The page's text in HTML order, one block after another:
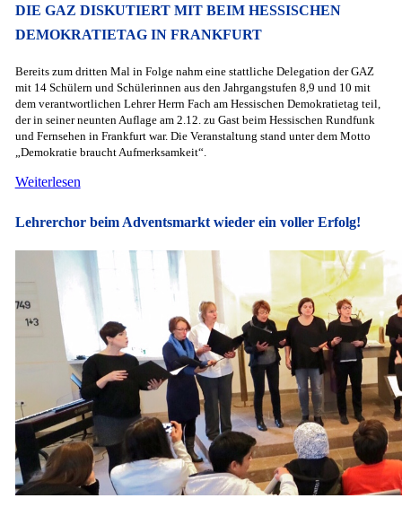
DIE GAZ DISKUTIERT MIT BEIM HESSISCHEN
DEMOKRATIETAG IN FRANKFURT
Bereits zum dritten Mal in Folge nahm eine stattliche Delegation der GAZ
mit 14 Schülern und Schülerinnen aus den Jahrgangstufen 8,9 und 10 mit
dem verantwortlichen Lehrer Herrn Fach am Hessischen Demokratietag teil,
der in seiner neunten Auflage am 2.12. zu Gast beim Hessischen Rundfunk
und Fernsehen in Frankfurt war. Die Veranstaltung stand unter dem Motto
„Demokratie braucht Aufmerksamkeit“.
Weiterlesen
Lehrerchor beim Adventsmarkt wieder ein voller Erfolg!